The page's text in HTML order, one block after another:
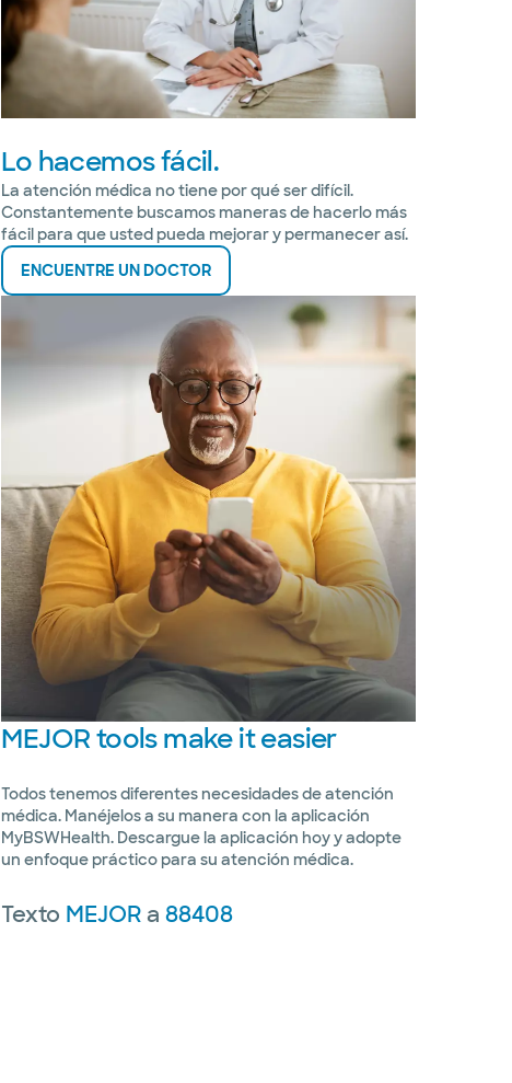
Lo hacemos fácil.
La atención médica no tiene por qué ser difícil.
Constantemente buscamos maneras de hacerlo más
fácil para que usted pueda mejorar y permanecer así.
ENCUENTRE UN DOCTOR
MEJORtools make it easier
Todos tenemos diferentes necesidades de atención
médica. Manéjelos a su manera con la aplicación
MyBSWHealth. Descargue la aplicación hoy y adopte
un enfoque práctico para su atención médica.
Texto MEJORa88408